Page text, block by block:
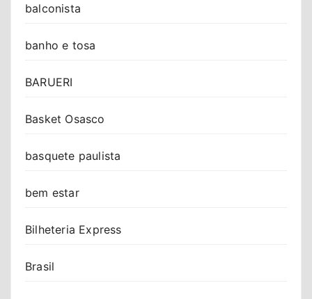
balconista
banho e tosa
BARUERI
Basket Osasco
basquete paulista
bem estar
Bilheteria Express
Brasil